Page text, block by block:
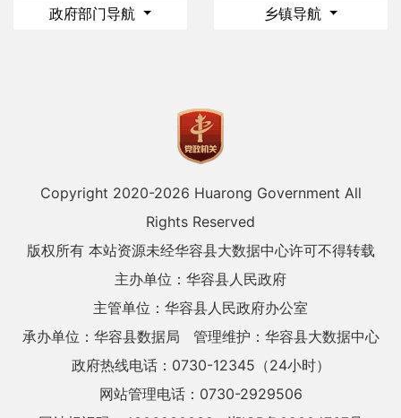
政府部门导航 乡镇导航
Copyright 2020-2026 Huarong Government All
Rights Reserved
版权所有 本站资源未经华容县大数据中心许可不得转载
主办单位：华容县人民政府
主管单位：华容县人民政府办公室
承办单位：华容县数据局
管理维护：华容县大数据中心
政府热线电话：0730-12345（24小时）
网站管理电话：0730-2929506